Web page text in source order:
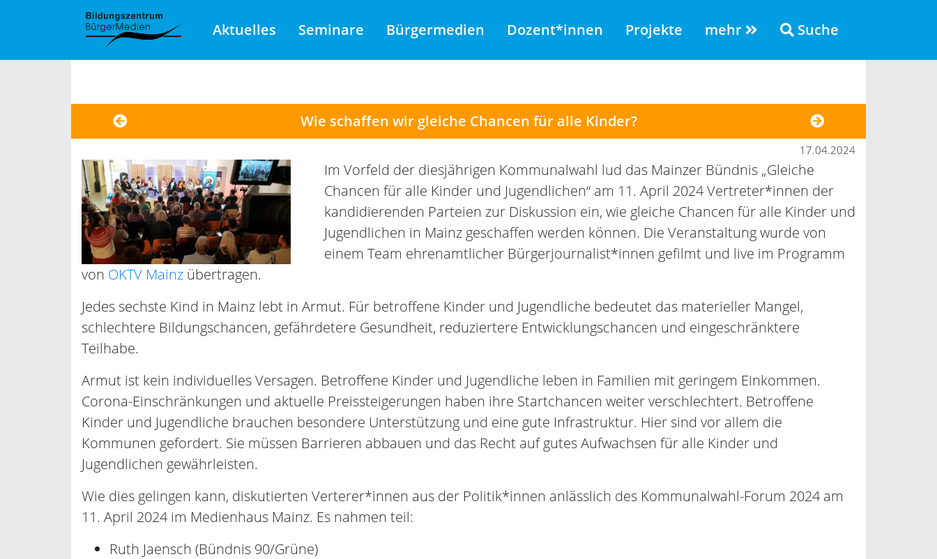
Aktuelles Seminare Bürgermedien Dozent*innen Projekte mehr Suche
Wie schaffen wir gleiche Chancen für alle Kinder?
17.04.2024
Im Vorfeld der diesjährigen Kommunalwahl lud das Mainzer Bündnis „Gleiche
Chancen für alle Kinder und Jugendlichen“ am 11. April 2024 Vertreter*innen der
kandidierenden Parteien zur Diskussion ein, wie gleiche Chancen für alle Kinder und
Jugendlichen in Mainz geschaffen werden können. Die Veranstaltung wurde von
einem Team ehrenamtlicher Bürgerjournalist*innen gefilmt und live im Programm
von OKTV Mainz übertragen.
Jedes sechste Kind in Mainz lebt in Armut. Für betroffene Kinder und Jugendliche bedeutet das materieller Mangel,
schlechtere Bildungschancen, gefährdetere Gesundheit, reduziertere Entwicklungschancen und eingeschränktere
Teilhabe.
Armut ist kein individuelles Versagen. Betroffene Kinder und Jugendliche leben in Familien mit geringem Einkommen.
Corona-Einschränkungen und aktuelle Preissteigerungen haben ihre Startchancen weiter verschlechtert. Betroffene
Kinder und Jugendliche brauchen besondere Unterstützung und eine gute Infrastruktur. Hier sind vor allem die
Kommunen gefordert. Sie müssen Barrieren abbauen und das Recht auf gutes Aufwachsen für alle Kinder und
Jugendlichen gewährleisten.
Wie dies gelingen kann, diskutierten Verterer*innen aus der Politik*innen anlässlich des Kommunalwahl-Forum 2024 am
11. April 2024 im Medienhaus Mainz. Es nahmen teil:
Ruth Jaensch (Bündnis 90/Grüne)